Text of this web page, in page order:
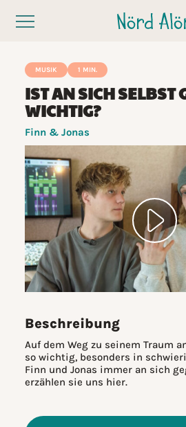
MUSIK 1 MIN.
IST AN SICH SELBST
WICHTIG?
Finn & Jonas
Beschreibung
Auf dem Weg zu seinem Traum
so wichtig, besonders in
Finn und Jonas immer an sich
erzählen sie uns hier.